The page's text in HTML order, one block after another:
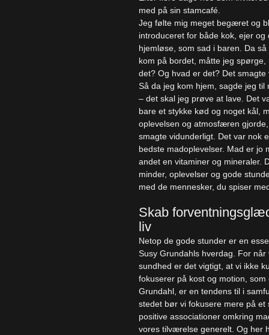
med på sin stamcafé.
Jeg følte mig meget begæret og
introduceret for både kok, ejer og
hjemløse, som sad i baren. Da så
kom på bordet, måtte jeg spørge,
det? Og hvad er det? Det smagte
Så da jeg kom hjem, sagde jeg til
– det skal jeg prøve at lave. Det
bare et stykke kød og noget kål,
oplevelsen og atmosfæren
smagte vidunderligt. Det var nok
bedste madoplevelser. Mad er jo
andet en vitaminer og mineraler.
minder, oplevelser og gode
med de mennesker, du spiser
Skab
liv
Netop de gode stunder er en
Susy Grundahls hverdag. For når
sundhed er det vigtigt, at vi ikke
fokuserer på kost og motion, som
Grundahl, er en tendens til i
stedet bør vi fokusere mere på et
positive associationer omkring
vores tilværelse generelt. Og her